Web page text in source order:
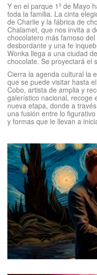
Y en el parque 1º de Mayo
toda la familia. La cinta
de Charlie y la fábrica de
Chalamet, que nos invita a
chocolatero más famoso
desbordante y una fe
Wonka llega a una ciudad
chocolate. Se proyectará el
Cierra la agenda cultural la
que se puede visitar hasta
Cobo, artista de amplia y
galerístico nacional, recoge
nueva etapa, donde a
una fusión entre lo
y formas que le llevan a